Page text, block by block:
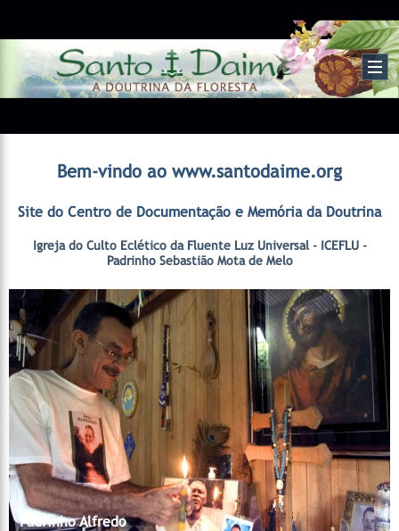
Bem-vindo ao www.santodaime.org
Site do Centro de Documentação e Memória da Doutrina
Igreja do Culto Eclético da Fluente Luz Universal - ICEFLU -
Padrinho Sebastião Mota de Melo
Madrinha Rita
Catedral da Floresta
Catedral da Floresta
Acervo do CEDOC
Catedral da Floresta
Santa Casa de Cura - Padrinho Manoel Corrente
Nossos Padrinhos
AMAGAIA
Manejo Florestal Comunitário
Vila Céu do Mapiá
Mestre Irineu
Fazenda São Sebastião
Padrinho Sebastião
Hinários
Feitio
Feitio
Padrinho Alfredo